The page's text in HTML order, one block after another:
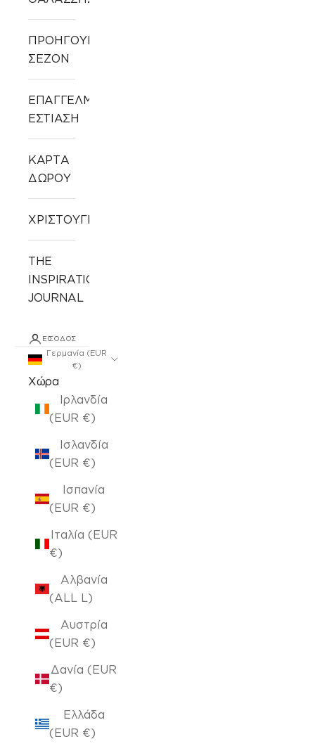
ΠΡΟΗΓΟΥΜΕΝΩΝ
ΣΕΖΟΝ
ΕΠΑΓΓΕΛΜΑΤΙΚΗ
ΕΣΤΙΑΣΗ
ΚΑΡΤΑ
ΔΩΡΟΥ
ΧΡΙΣΤΟΥΓΕΝΝΙΑΤΙΚΑ
THE
INSPIRATION
JOURNAL
ΕΊΣΟΔΟΣ
Γερμανία (EUR
€)
Χώρα
Ιρλανδία
(EUR €)
Ισλανδία
(EUR €)
Ισπανία
(EUR €)
Ιταλία (EUR
€)
Αλβανία
(ALL L)
Αυστρία
(EUR €)
Δανία (EUR
€)
Ελλάδα
(EUR €)